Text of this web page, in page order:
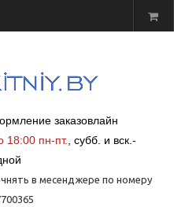
заказовлайн
18:00 пн-пт. субб. и вск.-
в месенджере по номеру